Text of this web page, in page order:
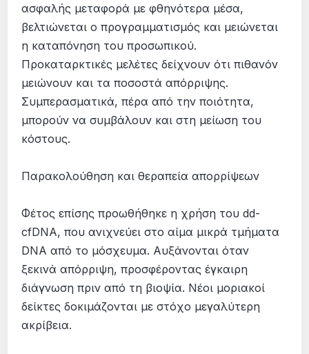
ασφαλής μεταφορά με φθηνότερα μέσα,
βελτιώνεται ο προγραμματισμός και μειώνεται
η καταπόνηση του προσωπικού.
Προκαταρκτικές μελέτες δείχνουν ότι πιθανόν
μειώνουν και τα ποσοστά απόρριψης.
Συμπερασματικά, πέρα από την ποιότητα,
μπορούν να συμβάλουν και στη μείωση του
κόστους.
Παρακολούθηση και θεραπεία απορρίψεων
Φέτος επίσης προωθήθηκε η χρήση του dd-
cfDNA, που ανιχνεύει στο αίμα μικρά τμήματα
DNA από το μόσχευμα. Αυξάνονται όταν
ξεκινά απόρριψη, προσφέροντας έγκαιρη
διάγνωση πριν από τη βιοψία. Νέοι μοριακοί
δείκτες δοκιμάζονται με στόχο μεγαλύτερη
ακρίβεια.